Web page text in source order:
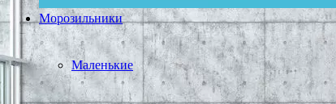
Морозильники
Маленькие